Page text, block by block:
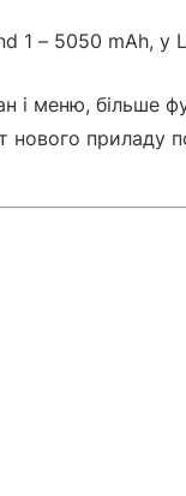
1 – 5050 mAh, у
меню, більше
приладу